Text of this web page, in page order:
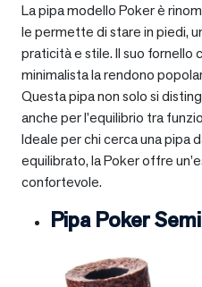
La pipa modello Poker è
le permette di stare in piedi,
praticità e stile. Il suo fornello
minimalista la rendono
Questa pipa non solo si
anche per l’equilibrio tra
Ideale per chi cerca una pipa
equilibrato, la Poker offre
confortevole.
Pipa Poker